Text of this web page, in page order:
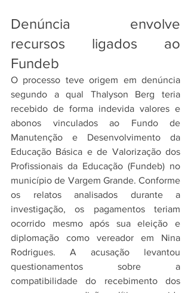
Denúncia envolve
recursos ligados ao
Fundeb
O processo teve origem em denúncia
segundo a qual Thalyson Berg teria
recebido de forma indevida valores e
abonos vinculados ao Fundo de
Manutenção e Desenvolvimento da
Educação Básica e de Valorização dos
Profissionais da Educação (Fundeb) no
município de Vargem Grande. Conforme
os relatos analisados durante a
investigação, os pagamentos teriam
ocorrido mesmo após sua eleição e
diplomação como vereador em Nina
Rodrigues. A acusação levantou
questionamentos sobre a
compatibilidade do recebimento dos